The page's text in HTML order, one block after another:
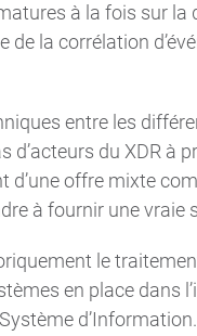
à la fois sur la
la corrélation
entre les
d’acteurs du XDR à
offre mixte
à fournir une vraie
le
en place dans